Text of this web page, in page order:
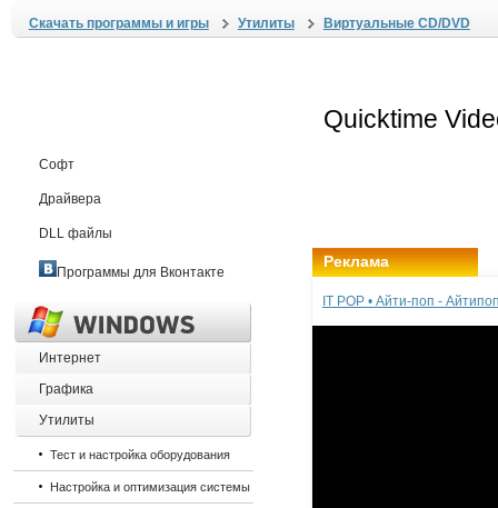
Скачать программы и игры Утилиты Виртуальные CD/DVD
Софт
Драйвера
DLL файлы
Программы для Вконтакте
Интернет
Графика
Утилиты
Тест и настройка оборудования
Настройка и оптимизация системы
Реклама
IT POP • Айти-поп -